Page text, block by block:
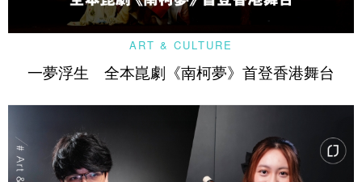
ART & CULTURE
一夢浮生 全本崑劇《南柯夢》首登香港舞台